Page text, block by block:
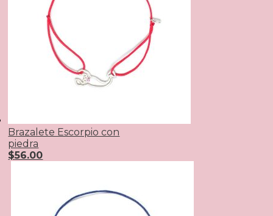
Brazalete Escorpio con
piedra
$56.00